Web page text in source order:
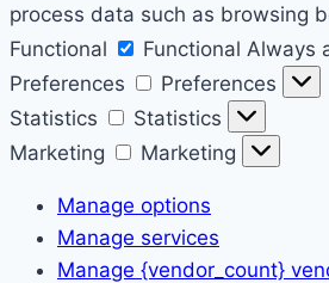
process data such as browsing
Functional
Functional Always
Preferences
Preferences
Statistics
Statistics
Marketing
Marketing
Manage options
Manage services
Manage {vendor_count}